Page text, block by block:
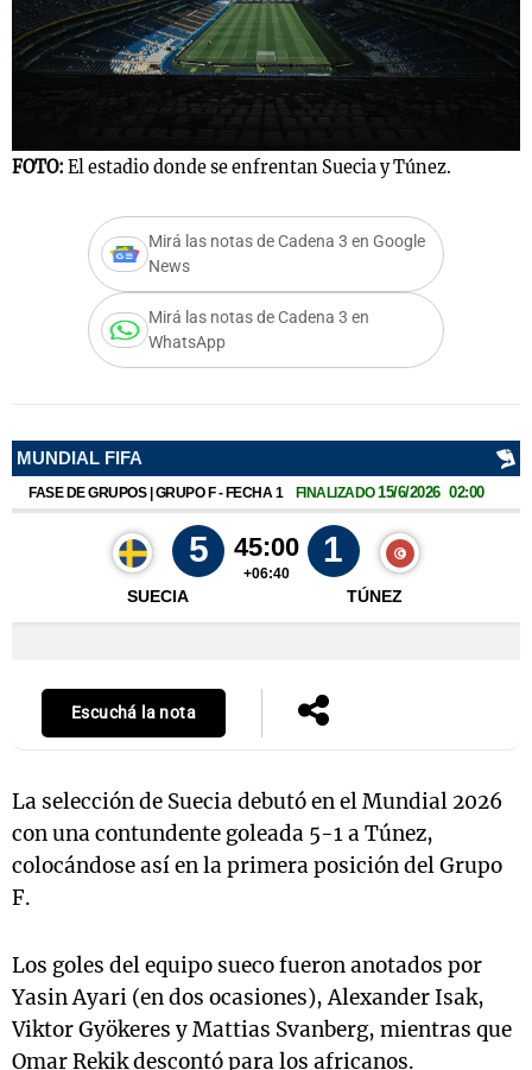
FOTO: El estadio donde se enfrentan Suecia y Túnez.
Mirá las notas de Cadena 3 en Google
News
Mirá las notas de Cadena 3 en
WhatsApp
Escuchá la nota
La selección de Suecia debutó en el Mundial 2026
con una contundente goleada 5-1 a Túnez,
colocándose así en la primera posición del Grupo
F.
Los goles del equipo sueco fueron anotados por
Yasin Ayari (en dos ocasiones), Alexander Isak,
Viktor Gyökeres y Mattias Svanberg, mientras que
Omar Rekik descontó para los africanos.